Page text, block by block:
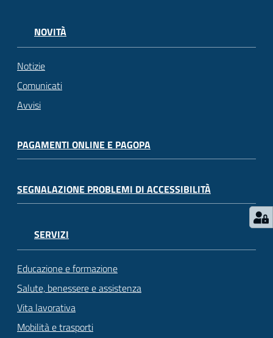
NOVITÀ
Notizie
Comunicati
Avvisi
PAGAMENTI ONLINE E PAGOPA
SEGNALAZIONE PROBLEMI DI ACCESSIBILITÀ
SERVIZI
Educazione e formazione
Salute, benessere e assistenza
Vita lavorativa
Mobilità e trasporti